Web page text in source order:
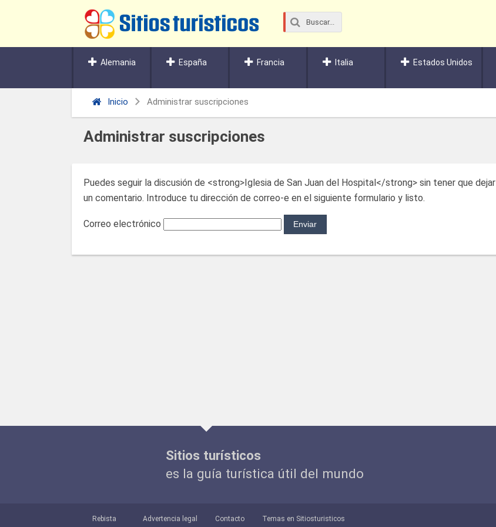
Alemania España Francia Italia Estados Unidos
Inicio Administrar suscripciones
Administrar suscripciones
Puedes seguir la discusión de <strong>Iglesia de San Juan del Hospital</strong> sin tener que dejar
un comentario. Introduce tu dirección de correo-e en el siguiente formulario y listo.
Correo electrónico
Sitios turísticos
es la guía turística útil del mundo
Rebista Advertencia legal Contacto Temas en Sitiosturisticos